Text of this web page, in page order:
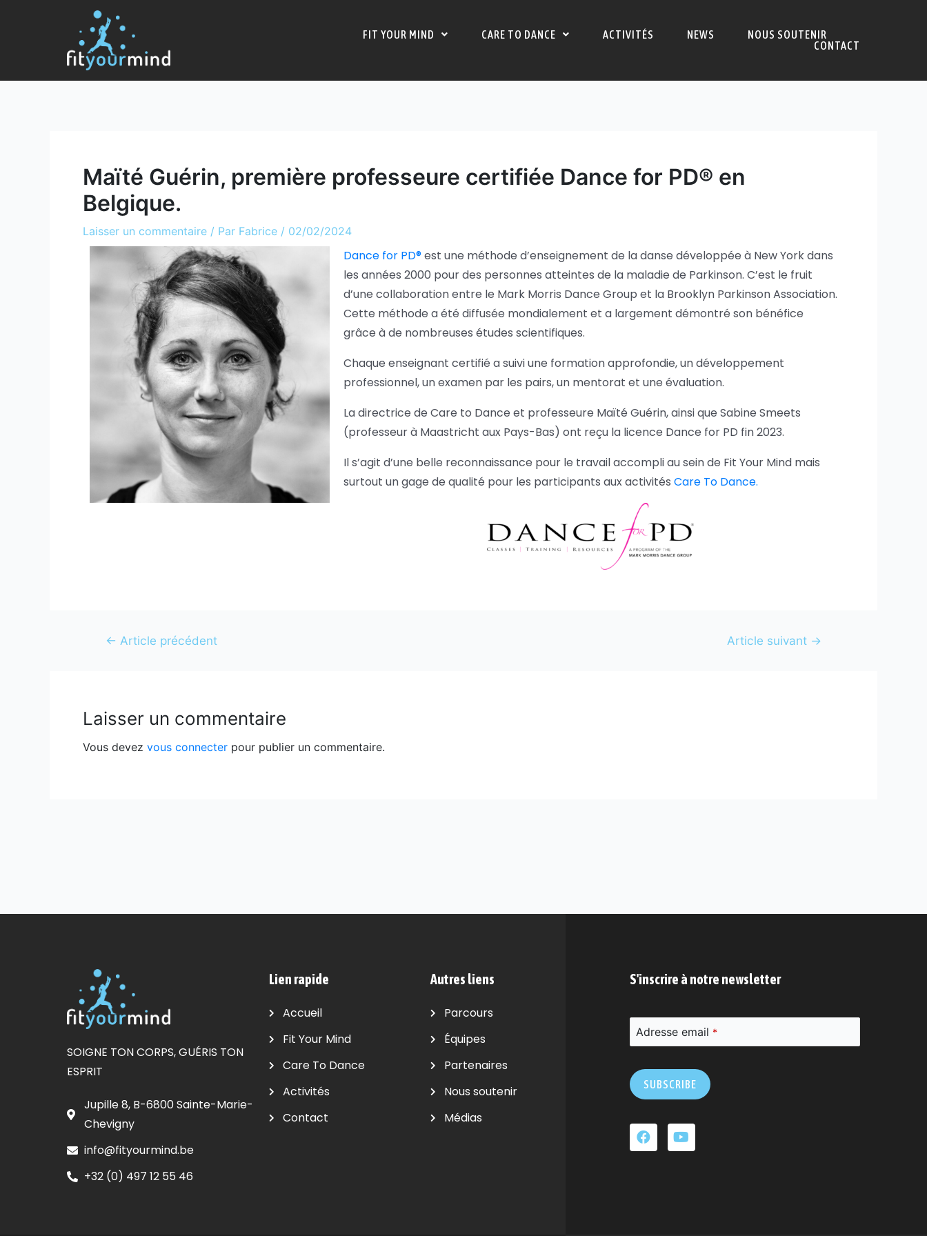
FIT YOUR MIND CARE TO DANCE ACTIVITÉS NEWS
NOUS SOUTENIR
CONTACT
Maïté Guérin, première professeure certifiée Dance for PD® en
Belgique.
Laisser un commentaire / Par Fabrice / 02/02/2024
Dance for PD®est une méthode d’enseignement de la danse développée à New York dans
les années 2000 pour des personnes atteintes de la maladie de Parkinson. C’est le fruit
d’une collaboration entre le Mark Morris Dance Group et la Brooklyn Parkinson Association.
Cette méthode a été diffusée mondialement et a largement démontré son bénéfice
grâce à de nombreuses études scientifiques.
Chaque enseignant certifié a suivi une formation approfondie, un développement
professionnel, un examen par les pairs, un mentorat et une évaluation.
La directrice de Care to Dance et professeure Maïté Guérin, ainsi que Sabine Smeets
(professeur à Maastricht aux Pays-Bas) ont reçu la licence Dance for PD fin 2023.
Il s’agit d’une belle reconnaissance pour le travail accompli au sein de Fit Your Mind mais
surtout un gage de qualité pour les participants aux activités Care To Dance.
← Article précédent Article suivant →
Laisser un commentaire
Vous devez vous connecter pour publier un commentaire.
SOIGNE TON CORPS, GUÉRIS TON
ESPRIT
Jupille 8, B-6800 Sainte-Marie-
Chevigny
info@fityourmind.be
+32 (0) 497 12 55 46
Lien rapide
Accueil
Fit Your Mind
Care To Dance
Activités
Contact
Autres liens
Parcours
Équipes
Partenaires
Nous soutenir
Médias
S'inscrire à notre newsletter
Adresse email *
SUBSCRIBE
champ
devrait